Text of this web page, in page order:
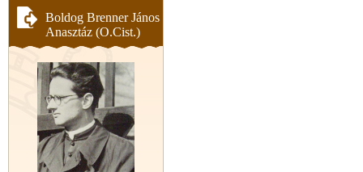
Boldog Brenner János
Anasztáz (O.Cist.)